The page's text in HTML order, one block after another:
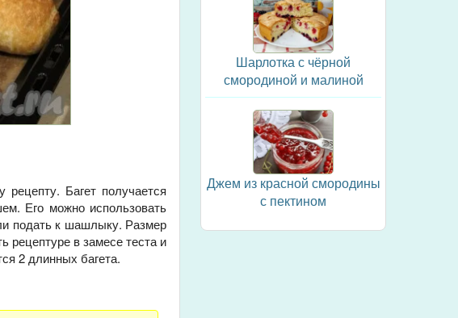
Багет получается
Его можно использовать
подать к шашлыку. Размер
рецептуре в замесе теста и
2 длинных багета.
Шарлотка с чёрной
смородиной и малиной
Джем из красной смородины
с пектином